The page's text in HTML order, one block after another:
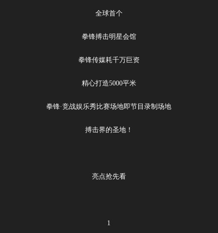
全球首个
拳锋搏击明星会馆
拳锋传媒耗千万巨资
精心打造5000平米
拳锋·竞战娱乐秀比赛场地即节目录制场地
搏击界的圣地！
亮点抢先看
1